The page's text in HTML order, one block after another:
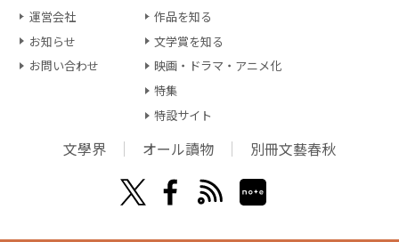
運営会社
お知らせ
お問い合わせ
作品を知る
文学賞を知る
映画・ドラマ・アニメ化
特集
特設サイト
文學界 オール讀物 別冊文藝春秋